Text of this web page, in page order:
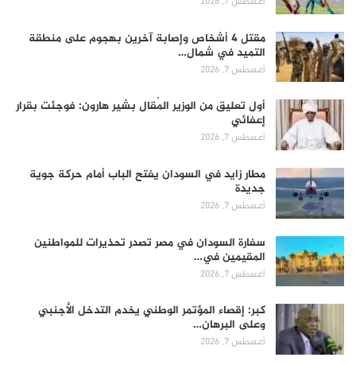
مقتل 4 أشخاص وإصابة آخرين بهجوم على منطقة
التميد في شمال…
أغسطس 7, 2026
أول تعليق من الوزير المُقال بشير هارون: فوجئت بقرار
إعفائي
أغسطس 7, 2026
مطار زايد في السودان يفتح الباب أمام حركة جوية
جديدة
أغسطس 7, 2026
سفارة السودان في مصر تصدر تحذيرات للمواطنين
المقيمين في…
أغسطس 7, 2026
كبر: إقصاء المؤتمر الوطني يخدم التدخل الأجنبي
وعلى البرهان…
أغسطس 7, 2026